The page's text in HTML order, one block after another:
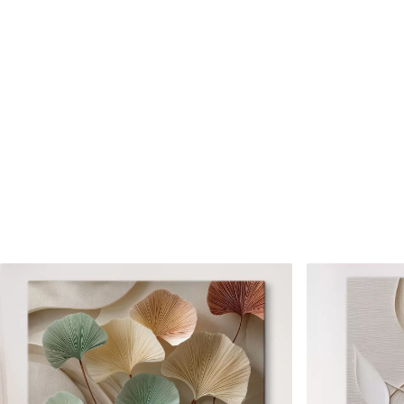
✓
✓Biztonságos, szagtalan tinta
✗ Vászonhatású felület
✗Környezetbarát anyag
✓
✓ Biztonságos,
✓ Vászonhatású felület
✗ Környezetbarát anyag